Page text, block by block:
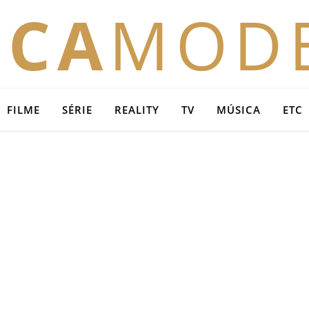
FILME SÉRIE REALITY TV MÚSICA ETC